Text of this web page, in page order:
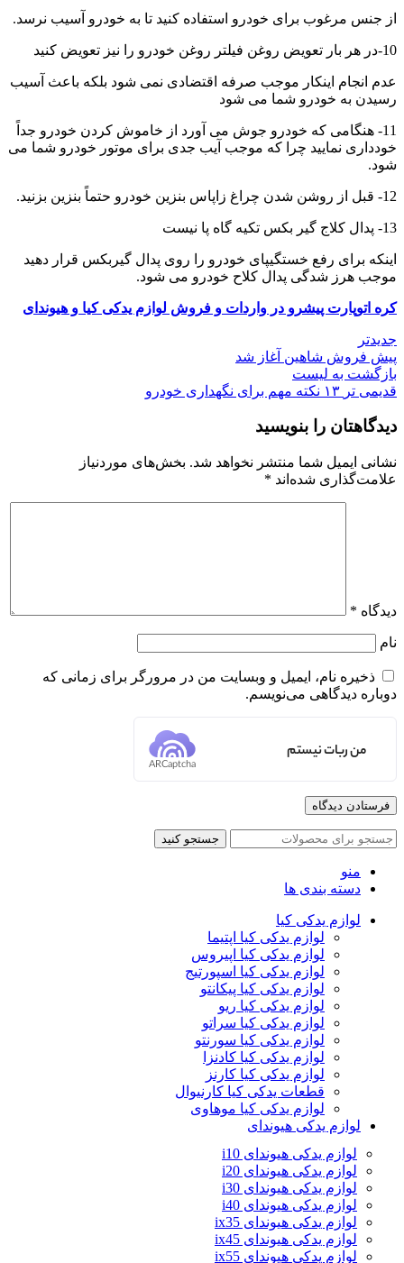
از جنس مرغوب برای خودرو استفاده کنید تا به خودرو آسیب نرسد.
10-در هر بار تعویض روغن فیلتر روغن خودرو را نیز تعویض کنید
عدم انجام اینکار موجب صرفه اقتضادی نمی شود بلکه باعث آسیب
رسیدن به خودرو شما می شود
11- هنگامی که خودرو جوش می آورد از خاموش کردن خودرو جداً
خودداری نمایید چرا که موجب آیب جدی برای موتور خودرو شما می
شود.
12- قبل از روشن شدن چراغ زاپاس بنزین خودرو حتماً بنزین بزنید.
13- پدال کلاج گیر بکس تکیه گاه پا نیست
اینکه برای رفع خستگیپای خودرو را روی پدال گیربکس قرار دهید
موجب هرز شدگی پدال کلاح خودرو می شود.
کره اتوپارت پیشرو در واردات و فروش لوازم یدکی کیا و هیوندای
جدیدتر
پیش فروش شاهین آغاز شد
بازگشت به لیست
قدیمی تر ۱۳ نکته مهم برای نگهداری خودرو
دیدگاهتان را بنویسید
نشانی ایمیل شما منتشر نخواهد شد. بخش‌های موردنیاز
علامت‌گذاری شده‌اند *
دیدگاه *
نام
ذخیره نام، ایمیل و وبسایت من در مرورگر برای زمانی که
دوباره دیدگاهی می‌نویسم.
من ربات نیستم
ARCaptcha
جستجو کنید
منو
دسته بندی ها
لوازم یدکی کیا
لوازم یدکی کیا اپتیما
لوازم یدکی کیا اپیروس
لوازم یدکی کیا اسپورتیج
لوازم یدکی کیا پیکانتو
لوازم یدکی کیا ریو
لوازم یدکی کیا سراتو
لوازم یدکی کیا سورنتو
لوازم یدکی کیا کادنزا
لوازم یدکی کیا کارنز
قطعات یدکی کیا کارنیوال
لوازم یدکی کیا موهاوی
لوازم یدکی هیوندای
لوازم یدکی هیوندای i10
لوازم یدکی هیوندای i20
لوازم یدکی هیوندای i30
لوازم یدکی هیوندای i40
لوازم یدکی هیوندای ix35
لوازم یدکی هیوندای ix45
لوازم یدکی هیوندای ix55